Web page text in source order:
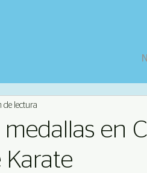
medallas en
Karate
de lectura